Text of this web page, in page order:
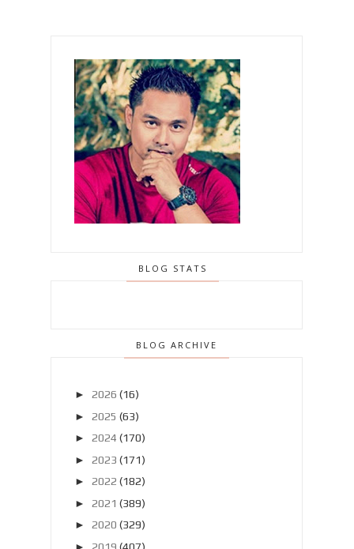
BLOG STATS
BLOG ARCHIVE
► 2026 (16)
► 2025 (63)
► 2024 (170)
► 2023 (171)
► 2022 (182)
► 2021 (389)
► 2020 (329)
► 2019 (407)